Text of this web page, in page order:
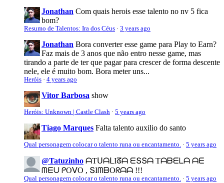
Jonathan Com quais herois esse talento no nv 5 fica
bom?
Resumo de Talentos: Ira dos Céus · 3 years ago
Jonathan Bora converter esse game para Play to Earn?
Faz mais de 3 anos que não entro nesse game, mas
tirando a parte de ter que pagar para crescer de forma descente
nele, ele é muito bom. Bora meter uns...
Heróis · 4 years ago
Vitor Barbosa show
Heróis: Unknown | Castle Clash · 5 years ago
Tiago Marques Falta talento auxilio do santo
Qual personagem colocar o talento runa ou encantamento. · 5 years ago
@Tatuzinho ᗩTᑌᗩᒪIᘔᗩ ᗴՏՏᗩ Tᗩᗷᗴᒪᗩ ᗩᗴ
ᗰᗴᑌ ᑭOᐯO , ՏIᗰᗷOᖇᗩᗩ !!!
Qual personagem colocar o talento runa ou encantamento. · 5 years ago